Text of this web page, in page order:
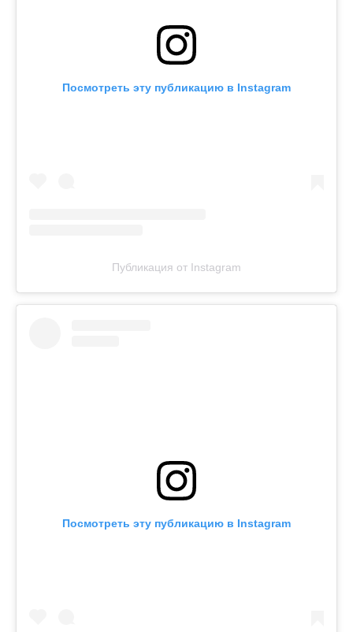
Посмотреть эту публикацию в Instagram
Публикация от Instagram
Посмотреть эту публикацию в Instagram